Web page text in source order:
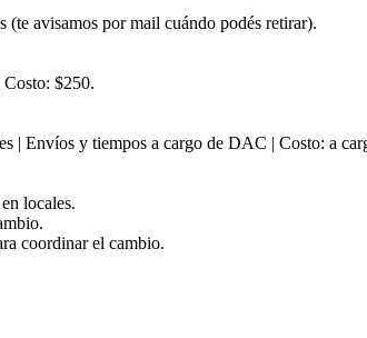
(te avisamos por mail cuándo podés retirar).
Costo: $250.
| Envíos y tiempos a cargo de DAC | Costo: a
locales.
coordinar el cambio.